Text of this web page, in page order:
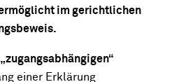
im gerichtlichen
einer Erklärung